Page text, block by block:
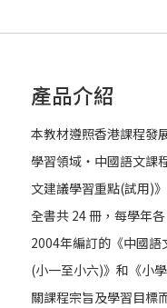
產品介紹
本教材遵照香港課程發
學習領域‧中國語文課
文建議學習重點(試用)
全書共 24 冊，每學年
2004年編訂的《中國
(小一至小六)》和《小
關課程宗旨及學習目標